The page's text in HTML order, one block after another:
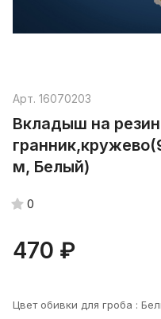
Арт. 16070203
Вкладыш на
м, Белый)
0
470 ₽
Цвет обивки для гроба :